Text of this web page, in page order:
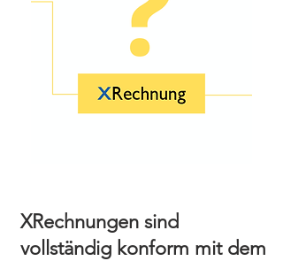
XRechnungen sind
vollständig konform mit dem